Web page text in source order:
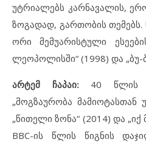
უტრიალებს კარნავალის,
ზოგადად, გართობის თემებს.
ორი მემუარისტული
ლეოპოლისში“ (1998) და „ბუ-
არტემ ჩაპაი:40 წლის
„მოგზაურობა მამიოტასთან
„წითელი ზონა“ (2014) და
BBC-ის წლის წიგნის